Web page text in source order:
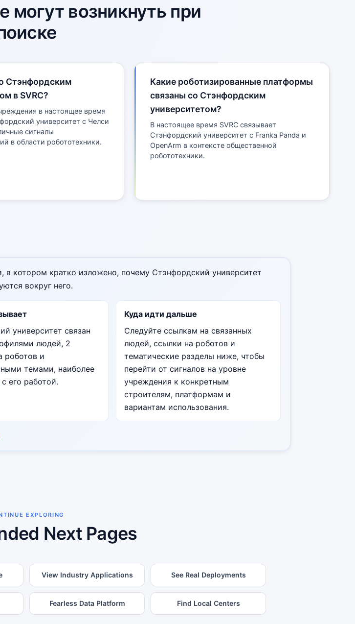
могут возникнуть при
Стэнфордским
в SVRC?
в настоящее время
университет с Челси
сигналы
в области робототехники.
Какие роботизированные платформы
связаны со Стэнфордским
университетом?
В настоящее время SVRC связывает
Стэнфордский университет с Franka Panda и
OpenArm в контексте общественной
робототехники.
в котором кратко изложено, почему Стэнфордский университет
вокруг него.
университет связан
людей, 2
роботов и
темами, наиболее
его работой.
Куда идти дальше
Следуйте ссылкам на связанных
людей, ссылки на роботов и
тематические разделы ниже, чтобы
перейти от сигналов на уровне
учреждения к конкретным
строителям, платформам и
вариантам использования.
EXPLORING
Next Pages
View Industry Applications See Real Deployments
Fearless Data Platform Find Local Centers